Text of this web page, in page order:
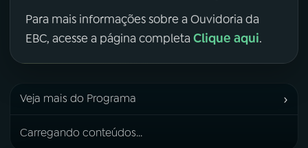
Para mais informações sobre a Ouvidoria da
EBC, acesse a página completa Clique aqui.
Veja mais do Programa ›
Carregando conteúdos...